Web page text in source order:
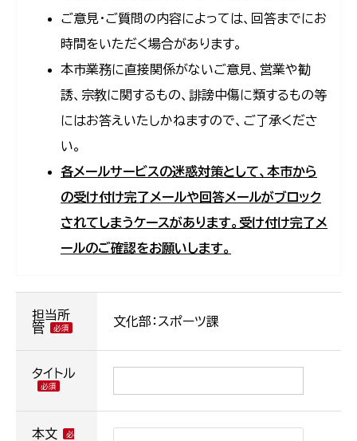
ご意見・ご質問の内容によっては、回答までにお
時間をいただく場合があります。
本市業務に直接関係がないご意見、営業や勧
誘、宗教に関するもの、誹謗中傷に類するもの等
にはお答えいたしかねますので、ご了承くださ
い。
各メールサービスの迷惑対策として、本市から
の受け付け完了メールや回答メールがブロック
されてしまうケースがあります。受け付け完了メ
ールのご確認をお願いします。
担当所
管
文化部：スポーツ課
タイトル
本文